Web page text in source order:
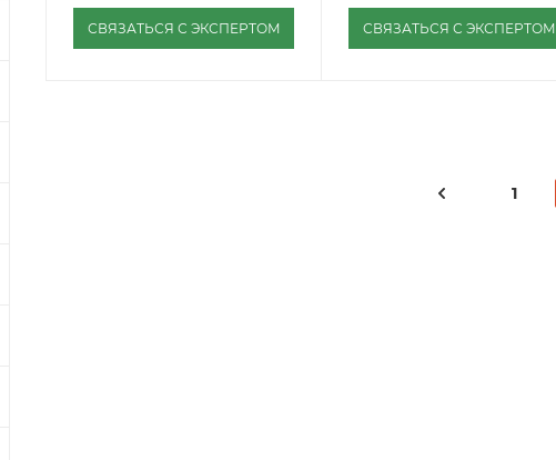
СВЯЗАТЬСЯ С ЭКСПЕРТОМ СВЯЗАТЬСЯ С ЭКСПЕРТОМ
1